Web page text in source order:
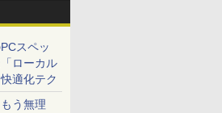
スペッ
ローカル
適化テク
う無理